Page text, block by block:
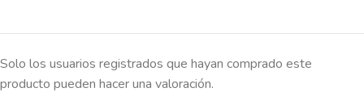
Solo los usuarios registrados que hayan comprado este
producto pueden hacer una valoración.